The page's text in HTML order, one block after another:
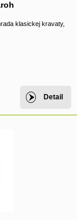
klasickej kravaty,
Detail